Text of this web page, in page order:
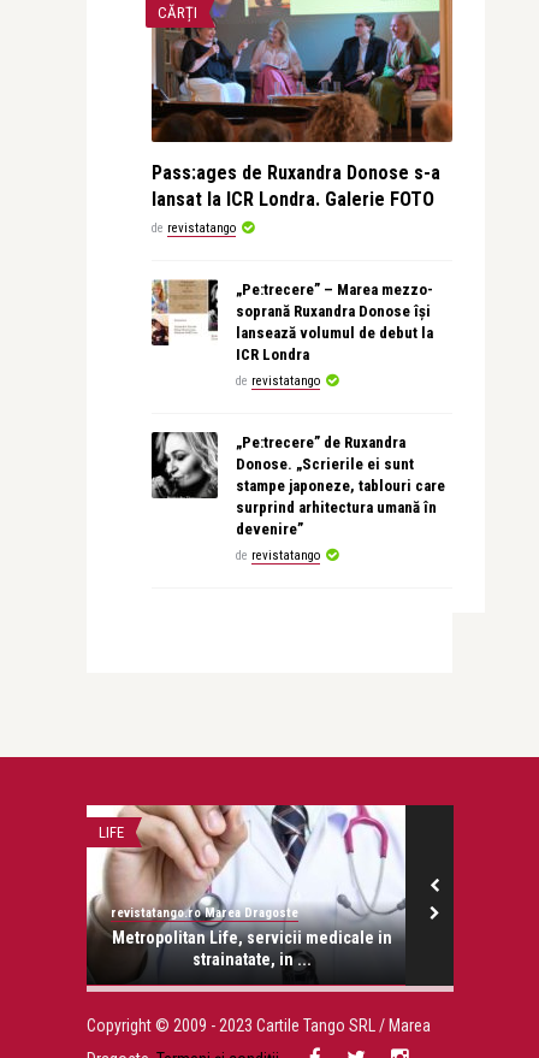
CĂRȚI
Pass:ages de Ruxandra Donose s-a
lansat la ICR Londra. Galerie FOTO
de revistatango
„Pe:trecere” – Marea mezzo-
soprană Ruxandra Donose își
lansează volumul de debut la
ICR Londra
de revistatango
„Pe:trecere” de Ruxandra
Donose. „Scrierile ei sunt
stampe japoneze, tablouri care
surprind arhitectura umană în
devenire”
de revistatango
LIFE
revistatango.ro Marea Dragoste
Metropolitan Life, servicii medicale in
strainatate, in ...
Copyright © 2009 - 2023 Cartile Tango SRL / Marea